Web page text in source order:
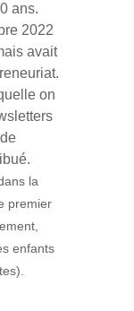
ans.
2022
avait
on
la
premier
enfants